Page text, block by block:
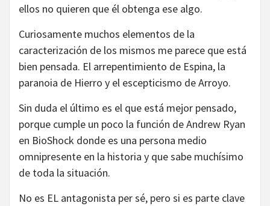
ellos no quieren que él obtenga ese algo.
Curiosamente muchos elementos de la
caracterización de los mismos me parece que está
bien pensada. El arrepentimiento de Espina, la
paranoia de Hierro y el escepticismo de Arroyo.
Sin duda el último es el que está mejor pensado,
porque cumple un poco la función de Andrew Ryan
en BioShock donde es una persona medio
omnipresente en la historia y que sabe muchísimo
de toda la situación.
No es EL antagonista per sé, pero si es parte clave